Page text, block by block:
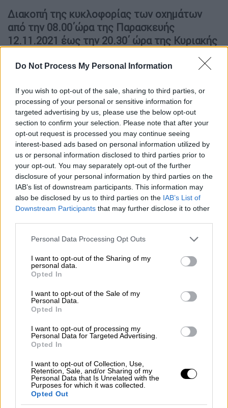
Do Not Process My Personal Information
If you wish to opt-out of the sale, sharing to third parties, or
processing of your personal or sensitive information for
targeted advertising by us, please use the below opt-out
section to confirm your selection. Please note that after your
opt-out request is processed you may continue seeing
interest-based ads based on personal information utilized by
us or personal information disclosed to third parties prior to
your opt-out. You may separately opt-out of the further
disclosure of your personal information by third parties on the
IAB’s list of downstream participants. This information may
also be disclosed by us to third parties on the IAB’s List of
Downstream Participants that may further disclose it to other
Please note that this website/app uses one or more Google
not limited to your visit or usage behaviour. You may click to
grant or deny consent to Google and its third-party tags to
use your data for below specified purposes in below Google
consent section.
Personal Data Processing Opt Outs
I want to opt-out of the Sharing of my
personal data.
Opted In
I want to opt-out of the Sale of my
Personal Data.
Opted In
I want to opt-out of processing my
Personal Data for Targeted Advertising.
Opted In
I want to opt-out of Collection, Use,
Retention, Sale, and/or Sharing of my
Personal Data that Is Unrelated with the
Purposes for which it was collected.
Opted Out
Διακοπή της κυκλοφορίας των οχημάτων
από την 08.00΄ώρα της Παρασκευής
12.11.2021 έως την 20.30΄ ώρα της Κυριακής
και στις καθέτους αυτής έως την πρώτη
παράλληλη οδό.
Βασ. Γεωργίου Β΄, στο τμήμα της μεταξύ
των οδών Ρηγίλλης και Ηρ. Αττικού και
στις καθέτους αυτής έως την πρώτη
παράλληλη οδό.
Διακοπή της κυκλοφορίας των οχημάτων
από την 22.00΄ ώρα της Παρασκευής
12.11.2021 έως την 20 .30΄ ώρα της Κυριακής
Λ. Βασ. Κων/νου, στο τμήμα της μεταξύ
Ερατοσθένους, στο ρεύμα κυκλοφορίας
προς Ευαγγελισμό.
Αρδηττού, στο τμήμα της μεταξύ των
Λεωφόρων Βουλιαγμένης και Βασ.
Όλγας, στο ρεύμα κυκλοφορίας προς
Ευαγγελισμό.
Μ. Μουσούρου, σε όλο το μήκος της και
παράλληλη οδό.